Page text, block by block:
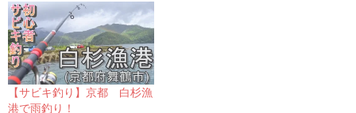
【サビキ釣り】京都 白杉漁
港で雨釣り！